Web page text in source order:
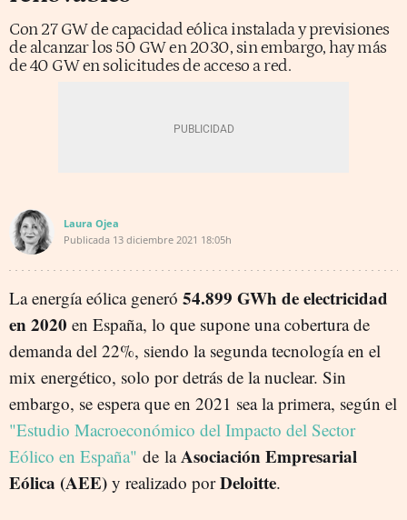
Con 27 GW de capacidad eólica instalada y previsiones
de alcanzar los 50 GW en 2030, sin embargo, hay más
de 40 GW en solicitudes de acceso a red.
Laura Ojea
Publicada 13 diciembre 2021 18:05h
La energía eólica generó 54.899 GWh de electricidad
en 2020 en España, lo que supone una cobertura de
demanda del 22%, siendo la segunda tecnología en el
mix energético, solo por detrás de la nuclear. Sin
embargo, se espera que en 2021 sea la primera, según el
"Estudio Macroeconómico del Impacto del Sector
Eólico en España" de laAsociación Empresarial
Eólica (AEE) y realizado porDeloitte.